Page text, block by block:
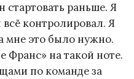
раньше. Я
всё контролировал. Я
мне это было нужно.
Франс» на такой ноте.
по команде за